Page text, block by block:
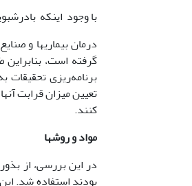
با وجود اینکه
درمان بیماریها و
گرفته است،
برنامه‌ریزی
تعیین میزان قرابت
کنند.
مواد و روشها